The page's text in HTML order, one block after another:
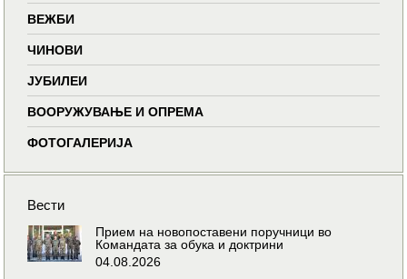
ВЕЖБИ
ЧИНОВИ
ЈУБИЛЕИ
ВООРУЖУВАЊЕ И ОПРЕМА
ФОТОГАЛЕРИЈА
Вести
Прием на новопоставени поручници во
Командата за обука и доктрини
04.08.2026